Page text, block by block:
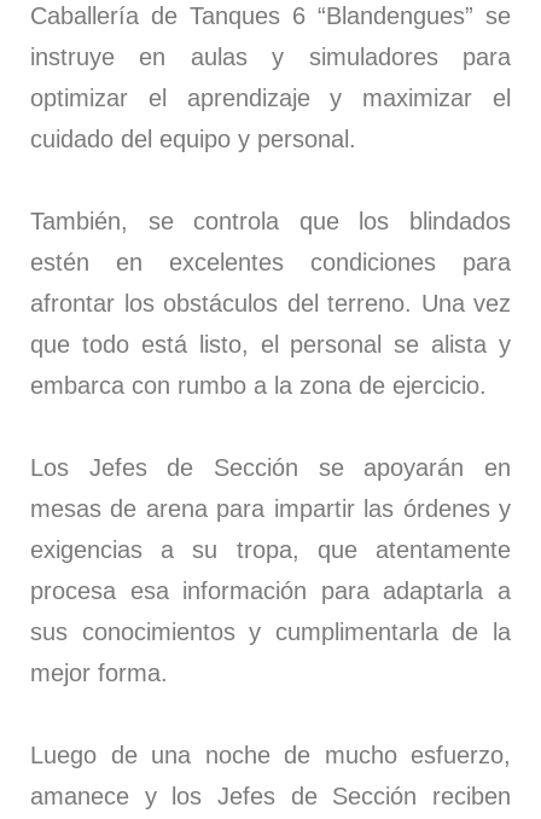
Caballería de Tanques 6 “Blandengues” se
instruye en aulas y simuladores para
optimizar el aprendizaje y maximizar el
cuidado del equipo y personal.
También, se controla que los blindados
estén en excelentes condiciones para
afrontar los obstáculos del terreno. Una vez
que todo está listo, el personal se alista y
embarca con rumbo a la zona de ejercicio.
Los Jefes de Sección se apoyarán en
mesas de arena para impartir las órdenes y
exigencias a su tropa, que atentamente
procesa esa información para adaptarla a
sus conocimientos y cumplimentarla de la
mejor forma.
Luego de una noche de mucho esfuerzo,
amanece y los Jefes de Sección reciben